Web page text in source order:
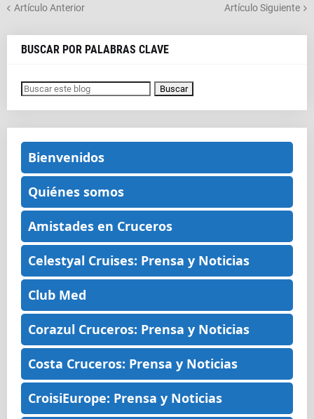
Artículo Anterior Artículo Siguiente
BUSCAR POR PALABRAS CLAVE
Bienvenidos
Quiénes somos
Amistades en Cruceros
Celestyal Cruises: Prensa y Noticias
Club Med
Corazul Cruceros: Prensa y Noticias
Costa Cruceros: Prensa y Noticias
CroisiEurope: Prensa y Noticias